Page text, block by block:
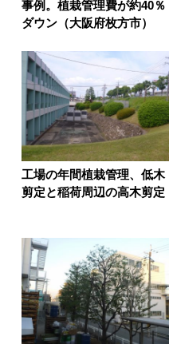
事例。植栽管理費が約40％
ダウン（大阪府枚方市）
工場の年間植栽管理、低木
剪定と稲荷周辺の高木剪定